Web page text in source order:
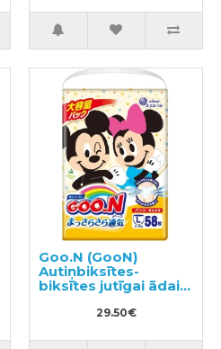
Goo.N (GooN)
Autiņbiksītes-
biksītes jutīgai ādai
29.50€